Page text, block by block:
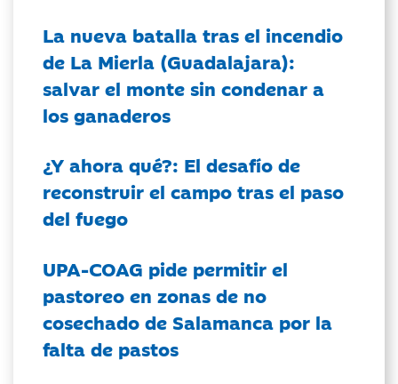
La nueva batalla tras el incendio
de La Mierla (Guadalajara):
salvar el monte sin condenar a
los ganaderos
¿Y ahora qué?: El desafío de
reconstruir el campo tras el paso
del fuego
UPA-COAG pide permitir el
pastoreo en zonas de no
cosechado de Salamanca por la
falta de pastos